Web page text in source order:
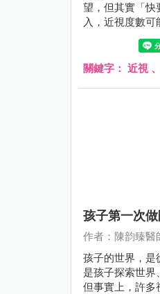
望，但其實「快
入，近視度數可
關鍵字： 近視 、
孩子第一次
作者：陳韵臻醫
孩子的世界，是
是孩子探索世界
但事實上，許多